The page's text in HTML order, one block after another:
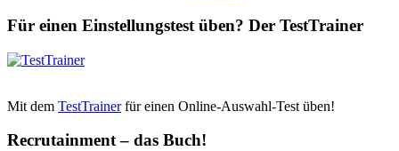
Für einen Einstellungstest üben? Der TestTrainer
Mit dem TestTrainerfür einen Online-Auswahl-Test üben!
Recrutainment – das Buch!